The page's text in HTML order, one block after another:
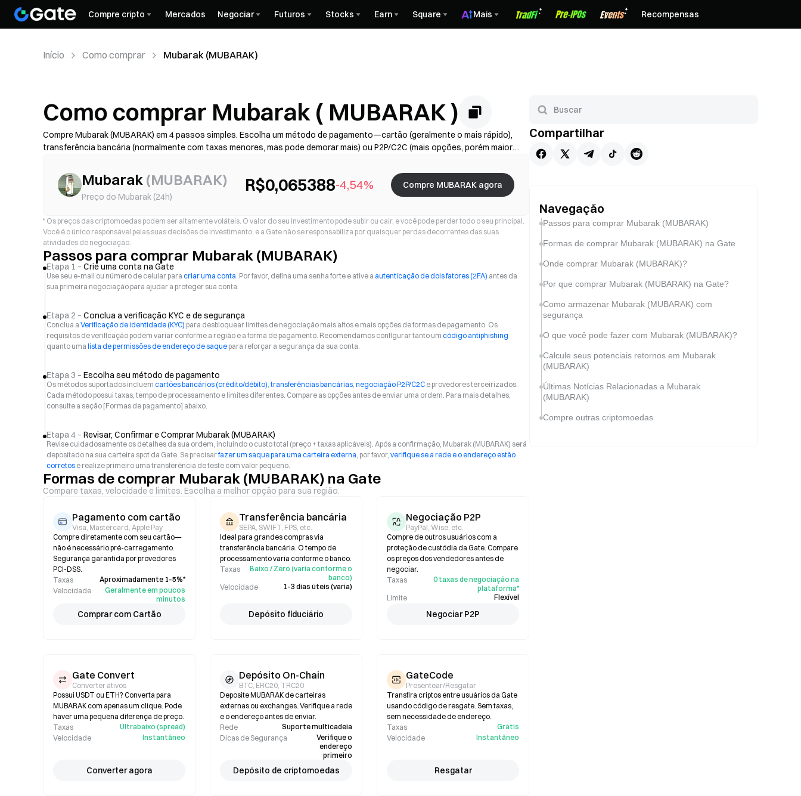
Compre cripto Mercados Negociar Futuros Stocks Earn Square Mais Recompensas
Início Como comprar Mubarak (MUBARAK)
Como comprar Mubarak ( MUBARAK )
Compre Mubarak (MUBARAK) em 4 passos simples. Escolha um método de pagamento—cartão (geralmente o mais rápido),
transferência bancária (normalmente com taxas menores, mas pode demorar mais) ou P2P/C2C (mais opções, porém maior
com 2FA. Disponibilidade, limites, taxas e tempo de processamento variam conforme a região e o provedor.
Mubarak (MUBARAK)
Preço do Mubarak (24h)
R$0,065388-4,54% Compre MUBARAK agora
* Os preços das criptomoedas podem ser altamente voláteis. O valor do seu investimento pode subir ou cair, e você pode perder todo o seu principal.
Você é o único responsável pelas suas decisões de investimento, e a Gate não se responsabiliza por quaisquer perdas decorrentes das suas
atividades de negociação.
Passos para comprar Mubarak (MUBARAK)
Etapa 1 – Crie uma conta na Gate
Use seu e-mail ou número de celular para criar uma conta. Por favor, defina uma senha forte e ative a autenticação de dois fatores (2FA) antes da
sua primeira negociação para ajudar a proteger sua conta.
Etapa 2 – Conclua a verificação KYC e de segurança
Conclua a Verificação de identidade (KYC) para desbloquear limites de negociação mais altos e mais opções de formas de pagamento. Os
requisitos de verificação podem variar conforme a região e a forma de pagamento. Recomendamos configurar tanto um código antiphishing
quanto uma lista de permissões de endereço de saque para reforçar a segurança da sua conta.
Etapa 3 – Escolha seu método de pagamento
Os métodos suportados incluem cartões bancários (crédito/débito), transferências bancárias, negociação P2P/C2C e provedores terceirizados.
Cada método possui taxas, tempo de processamento e limites diferentes. Compare as opções antes de enviar uma ordem. Para mais detalhes,
consulte a seção [Formas de pagamento] abaixo.
Etapa 4 – Revisar, Confirmar e Comprar Mubarak (MUBARAK)
Revise cuidadosamente os detalhes da sua ordem, incluindo o custo total (preço + taxas aplicáveis). Após a confirmação, Mubarak (MUBARAK) será
depositado na sua carteira spot da Gate. Se precisarfazer um saque para uma carteira externa, por favor, verifique se a rede e o endereço estão
corretos e realize primeiro uma transferência de teste com valor pequeno.
Formas de comprar Mubarak (MUBARAK) na Gate
Compare taxas, velocidade e limites. Escolha a melhor opção para sua região.
Pagamento com cartão
Visa, Mastercard, Apple Pay
Compre diretamente com seu cartão—
não é necessário pré-carregamento.
Segurança garantida por provedores
PCI-DSS.
Taxas
Aproximadamente 1–5%*
Velocidade
Geralmente em poucos
minutos
Comprar com Cartão
Transferência bancária
SEPA, SWIFT, FPS, etc.
Ideal para grandes compras via
transferência bancária. O tempo de
processamento varia conforme o banco.
Taxas
Baixo / Zero (varia conforme o
banco)
Velocidade
1–3 dias úteis (varia)
Depósito fiduciário
Negociação P2P
PayPal, Wise, etc.
Compre de outros usuários com a
proteção de custódia da Gate. Compare
os preços dos vendedores antes de
negociar.
Taxas
0 taxas de negociação na
plataforma*
Limite
Flexível
Negociar P2P
Gate Convert
Converter ativos
Possui USDT ou ETH? Converta para
MUBARAK com apenas um clique. Pode
haver uma pequena diferença de preço.
Taxas
Ultrabaixo (spread)
Velocidade
Instantâneo
Converter agora
Depósito On-Chain
BTC, ERC20, TRC20
Deposite MUBARAK de carteiras
externas ou exchanges. Verifique a rede
e o endereço antes de enviar.
Rede
Suporte multicadeia
Dicas de Segurança
Verifique o
endereço
primeiro
Depósito de criptomoedas
GateCode
Presentear/Resgatar
Transfira criptos entre usuários da Gate
usando código de resgate. Sem taxas,
sem necessidade de endereço.
Taxas
Grátis
Velocidade
Instantâneo
Resgatar
Compartilhar
Navegação
Passos para comprar Mubarak (MUBARAK)
Formas de comprar Mubarak (MUBARAK) na Gate
Onde comprar Mubarak (MUBARAK)?
Por que comprar Mubarak (MUBARAK) na Gate?
Como armazenar Mubarak (MUBARAK) com
segurança
O que você pode fazer com Mubarak (MUBARAK)?
Calcule seus potenciais retornos em Mubarak
(MUBARAK)
Últimas Notícias Relacionadas a Mubarak
(MUBARAK)
Compre outras criptomoedas